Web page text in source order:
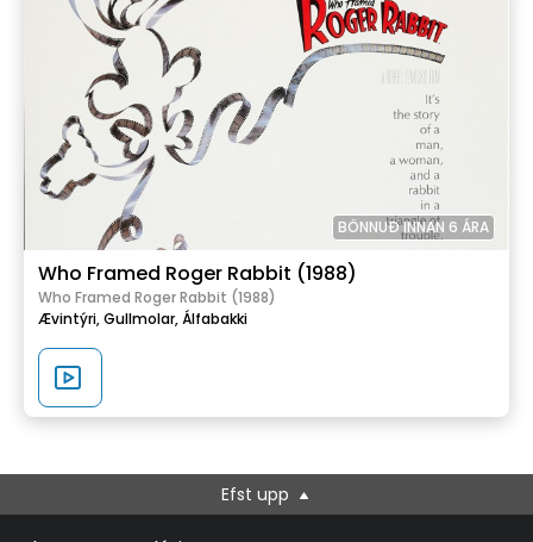
BÖNNUÐ INNAN 6 ÁRA
Who Framed Roger Rabbit (1988)
Who Framed Roger Rabbit (1988)
Ævintýri,Gullmolar,Álfabakki
Efst upp